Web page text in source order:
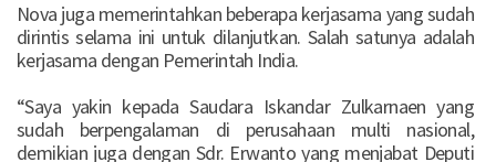
Nova juga memerintahkan beberapa kerjasama yang sudah
dirintis selama ini untuk dilanjutkan. Salah satunya adalah
kerjasama dengan Pemerintah India.
“Saya yakin kepada Saudara Iskandar Zulkarnaen yang
sudah berpengalaman di perusahaan multi nasional,
demikian juga dengan Sdr. Erwanto yang menjabat Deputi